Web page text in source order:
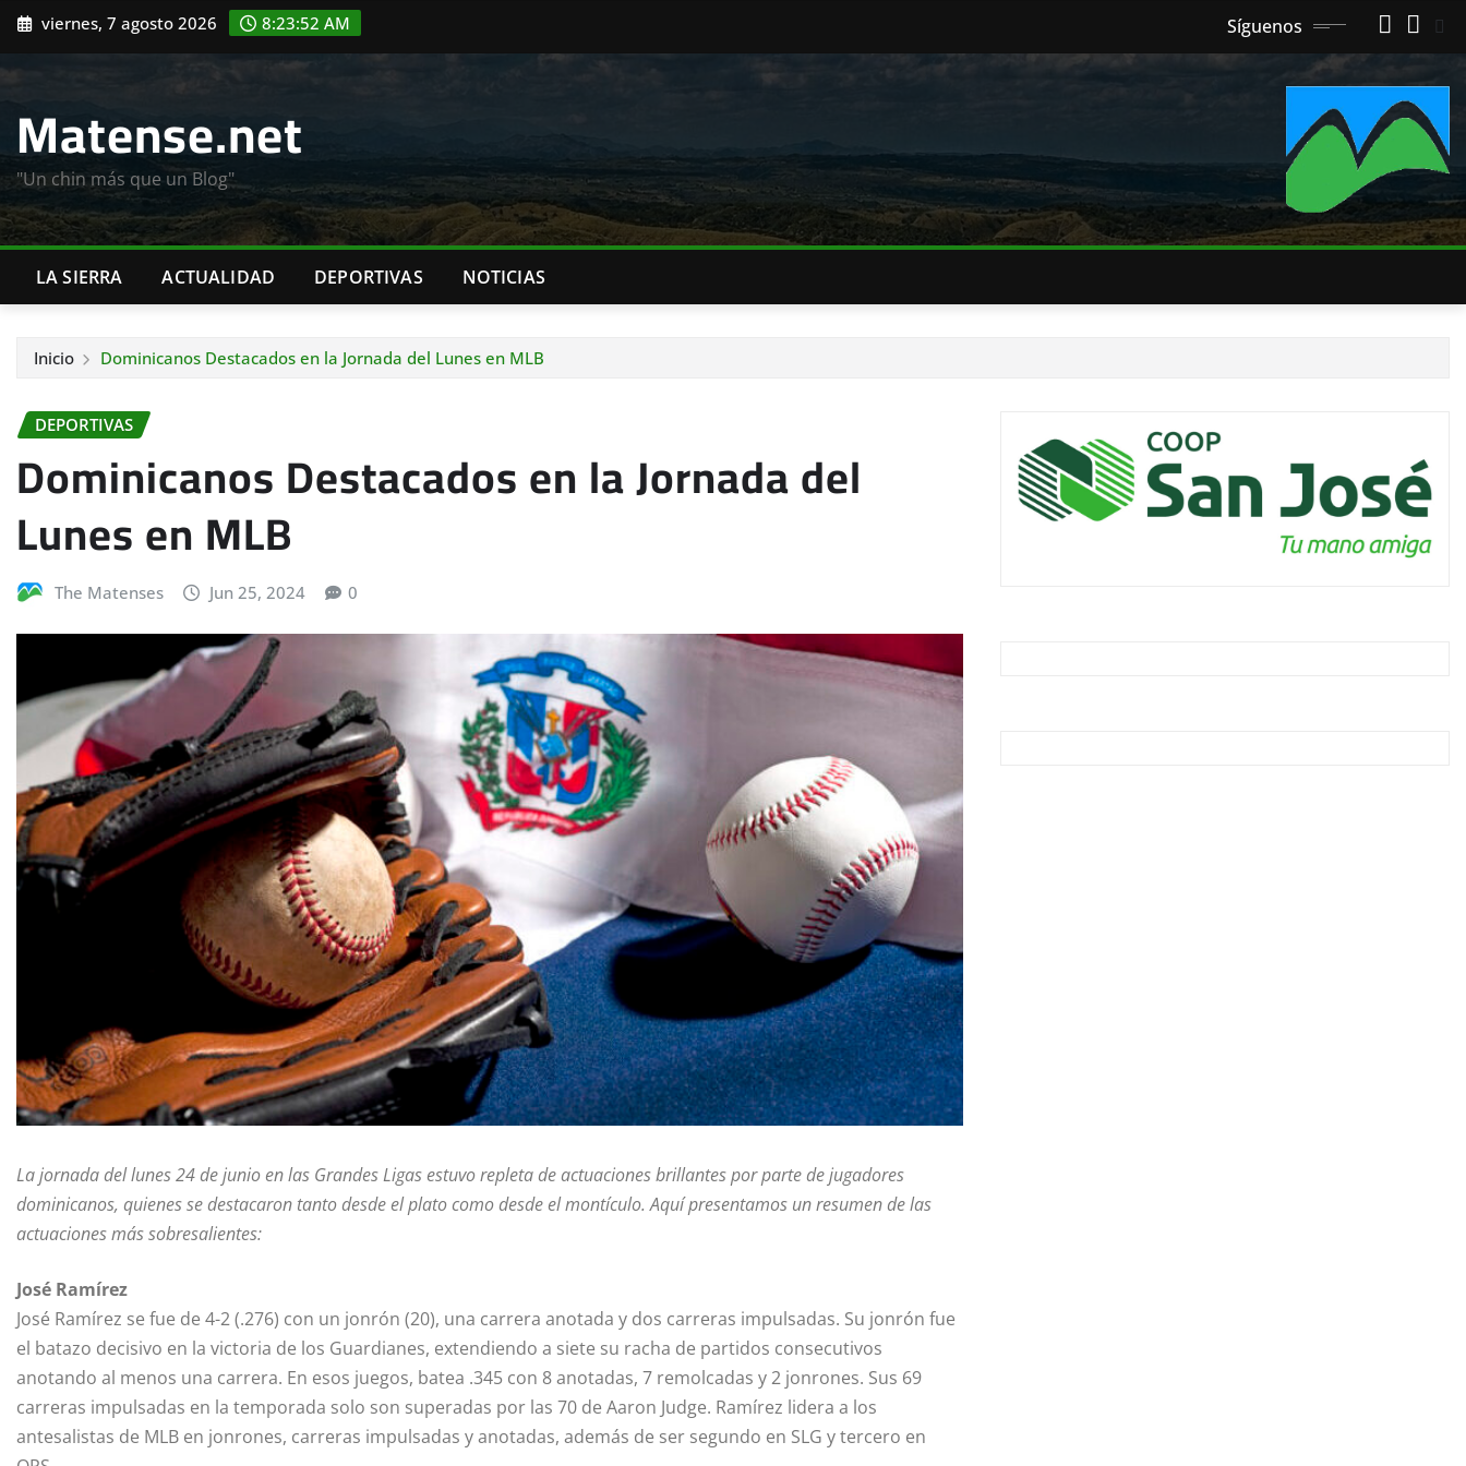
Saltar
contenido
viernes, 7 agosto 2026 8:23:54 AM Síguenos
Matense.net
"Un chin más que un Blog"
LA SIERRA ACTUALIDAD DEPORTIVAS NOTICIAS
Inicio Dominicanos Destacados en la Jornada del Lunes en MLB
DEPORTIVAS
Dominicanos Destacados en la Jornada del
Lunes en MLB
The Matenses Jun 25, 2024 0
La jornada del lunes 24 de junio en las Grandes Ligas estuvo repleta de actuaciones brillantes por parte de jugadores
dominicanos, quienes se destacaron tanto desde el plato como desde el montículo. Aquí presentamos un resumen de las
actuaciones más sobresalientes:
José Ramírez
José Ramírez se fue de 4-2 (.276) con un jonrón (20), una carrera anotada y dos carreras impulsadas. Su jonrón fue
el batazo decisivo en la victoria de los Guardianes, extendiendo a siete su racha de partidos consecutivos
anotando al menos una carrera. En esos juegos, batea .345 con 8 anotadas, 7 remolcadas y 2 jonrones. Sus 69
carreras impulsadas en la temporada solo son superadas por las 70 de Aaron Judge. Ramírez lidera a los
antesalistas de MLB en jonrones, carreras impulsadas y anotadas, además de ser segundo en SLG y tercero en